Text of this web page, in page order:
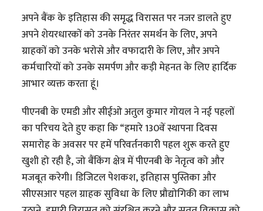
अपने बैंक के इतिहास की समृद्ध विरासत पर नजर डालते हुए
अपने शेयरधारकों को उनके निरंतर समर्थन के लिए, अपने
ग्राहकों को उनके भरोसे और वफादारी के लिए, और अपने
कर्मचारियों को उनके समर्पण और कड़ी मेहनत के लिए हार्दिक
आभार व्यक्त करता हूं।
पीएनबी के एमडी और सीईओ अतुल कुमार गोयल ने नई पहलों
का परिचय देते हुए कहा कि “हमारे 130वें स्थापना दिवस
समारोह के अवसर पर हमें परिवर्तनकारी पहल शुरू करते हुए
खुशी हो रही है, जो बैंकिंग क्षेत्र में पीएनबी के नेतृत्व को और
मजबूत करेगी। डिजिटल पेशकश, इतिहास पुस्तिका और
सीएसआर पहल ग्राहक सुविधा के लिए प्रौद्योगिकी का लाभ